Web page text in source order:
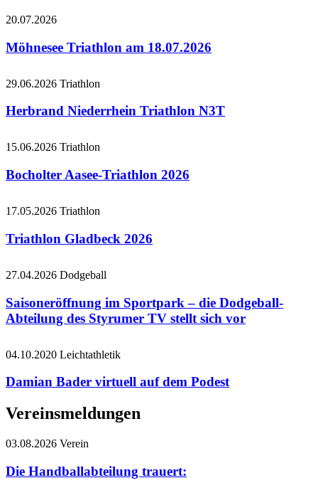
20.07.2026
Möhnesee Triathlon am 18.07.2026
29.06.2026 Triathlon
Herbrand Niederrhein Triathlon N3T
15.06.2026 Triathlon
Bocholter Aasee-Triathlon 2026
17.05.2026 Triathlon
Triathlon Gladbeck 2026
27.04.2026 Dodgeball
Saisoneröffnung im Sportpark – die Dodgeball-
Abteilung des Styrumer TV stellt sich vor
04.10.2020 Leichtathletik
Damian Bader virtuell auf dem Podest
Vereinsmeldungen
03.08.2026 Verein
Die Handballabteilung trauert: